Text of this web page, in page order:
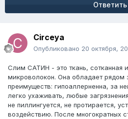
Ответить
Circeya
Опубликовано 20 октября,
Слим САТИН - это ткань, сотканная
микроволокон. Она обладает рядом
преимуществ: гипоаллерненна, за
легко ухаживать, любые
не пиллингуется, не протирается,
воздействию. После многократных